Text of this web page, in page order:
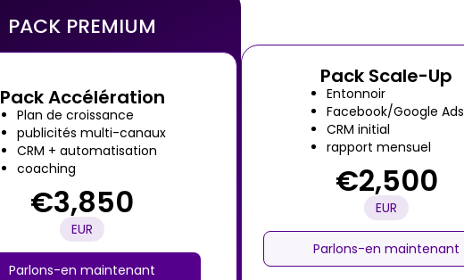
PACK PREMIUM
Pack Accélération
Plan de croissance
publicités multi-canaux
CRM + automatisation
coaching
€3,850
EUR
Parlons-en maintenant
Pack Scale-Up
Entonnoir
Facebook/Google Ads
CRM initial
rapport mensuel
€2,500
EUR
Parlons-en maintenant